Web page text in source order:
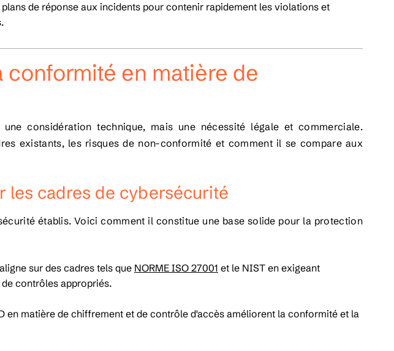
de réponse aux incidents pour contenir rapidement les violations et
conformité en matière de
considération technique, mais une nécessité légale et commerciale.
existants, les risques de non-conformité et comment il se compare aux
les cadres de cybersécurité
établis. Voici comment il constitue une base solide pour la protection
sur des cadres tels que NORME ISO 27001 et le NIST en exigeant
contrôles appropriés.
en matière de chiffrement et de contrôle d'accès améliorent la conformité et la